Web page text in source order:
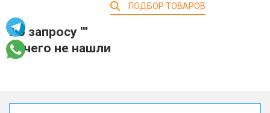
ПОДБОР ТОВАРОВ
По запросу ""
ничего не нашли